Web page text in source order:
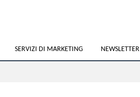
SERVIZI DI MARKETING NEWSLETTER